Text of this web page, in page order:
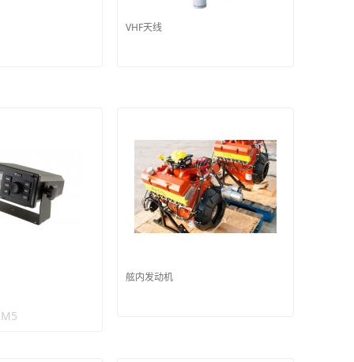
VHF天线
舷内发动机